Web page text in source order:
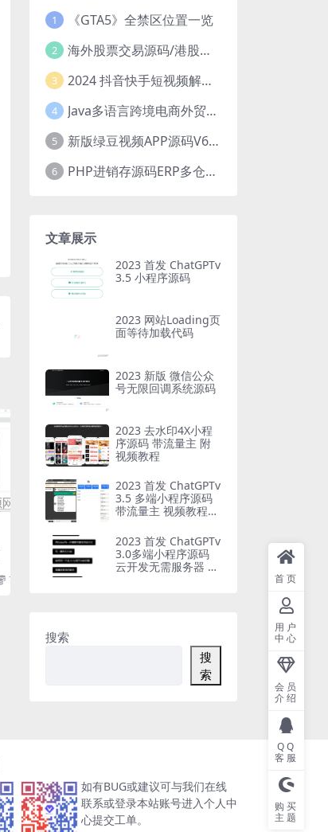
7
1 《GTA5》全禁区位置一览
2 海外股票交易源码/港股泰股/美股源码/印度股源码/马拉西亚股票源码/国际股票配资
3 2024 抖音快手短视频解析去水印php源码
4 Java多语言跨境电商外贸商城TikToKshop内嵌商城I商家入驻I一键铺
5 新版绿豆视频APP源码V6.6 免授权插件版
6 PHP进销存源码ERP多仓库管理系统 手机版进销存 php网络版进销存小程序
文章展示
2023 首发 ChatGPTv
3.5 小程序源码
2023 网站Loading页
面等待加载代码
2023 新版 微信公众
号无限回调系统源码
2023 去水印4X小程
序源码 带流量主 附
视频教程
2023 首发 ChatGPTv
3.5 多端小程序源码
带流量主 视频教程
2023 首发 ChatGPTv
3.0多端小程序源码
云开发无需服务器 带
搜索
搜
索
如有BUG或建议可与我们在线
联系或登录本站账号进入个人中
心提交工单。
首页
用户
中心
会员
介绍
QQ
客服
购买
主题